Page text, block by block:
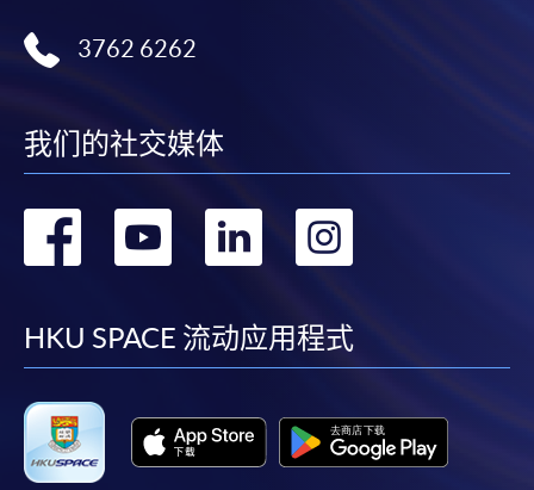
3762 6262
我们的社交媒体
转
facebook
转
youtube
转
linkedin
转
HKU SPACE 流动应用程式